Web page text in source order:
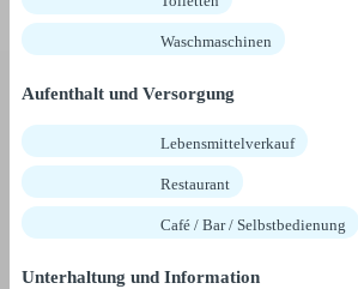
Waschmaschinen
Aufenthalt und Versorgung
Lebensmittelverkauf
Restaurant
Café / Bar / Selbstbedienung
Unterhaltung und Information